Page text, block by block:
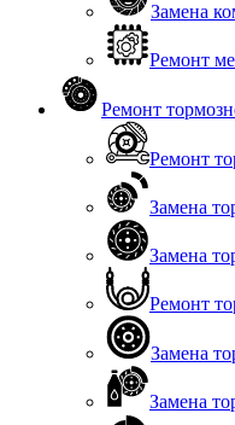
Замена
Ремонт
Ремонт
Ремонт
Замена
Замена
Ремонт
Замена
Замена